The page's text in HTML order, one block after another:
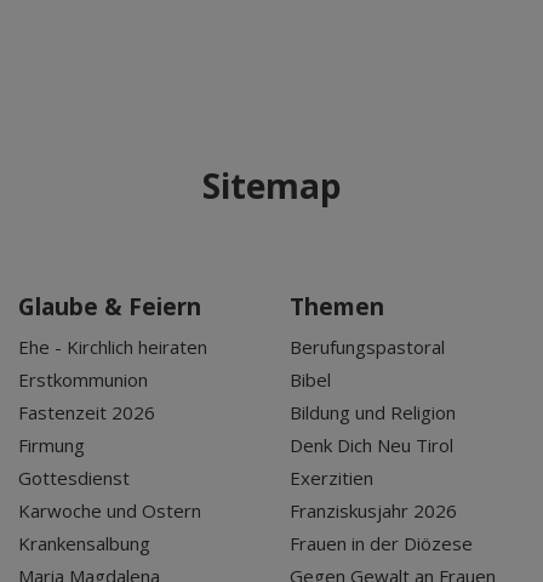
Sitemap
Glaube & Feiern
Ehe - Kirchlich heiraten
Erstkommunion
Fastenzeit 2026
Firmung
Gottesdienst
Karwoche und Ostern
Krankensalbung
Maria Magdalena
Themen
Berufungspastoral
Bibel
Bildung und Religion
Denk Dich Neu Tirol
Exerzitien
Franziskusjahr 2026
Frauen in der Diözese
Gegen Gewalt an Frauen